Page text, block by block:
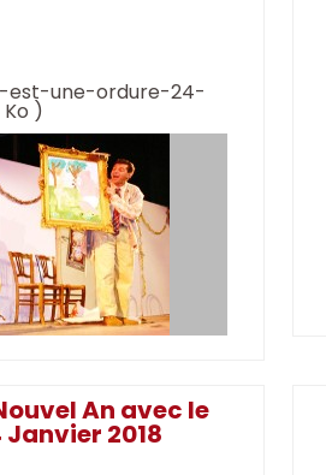
une-ordure-24-
)
An avec le
2018